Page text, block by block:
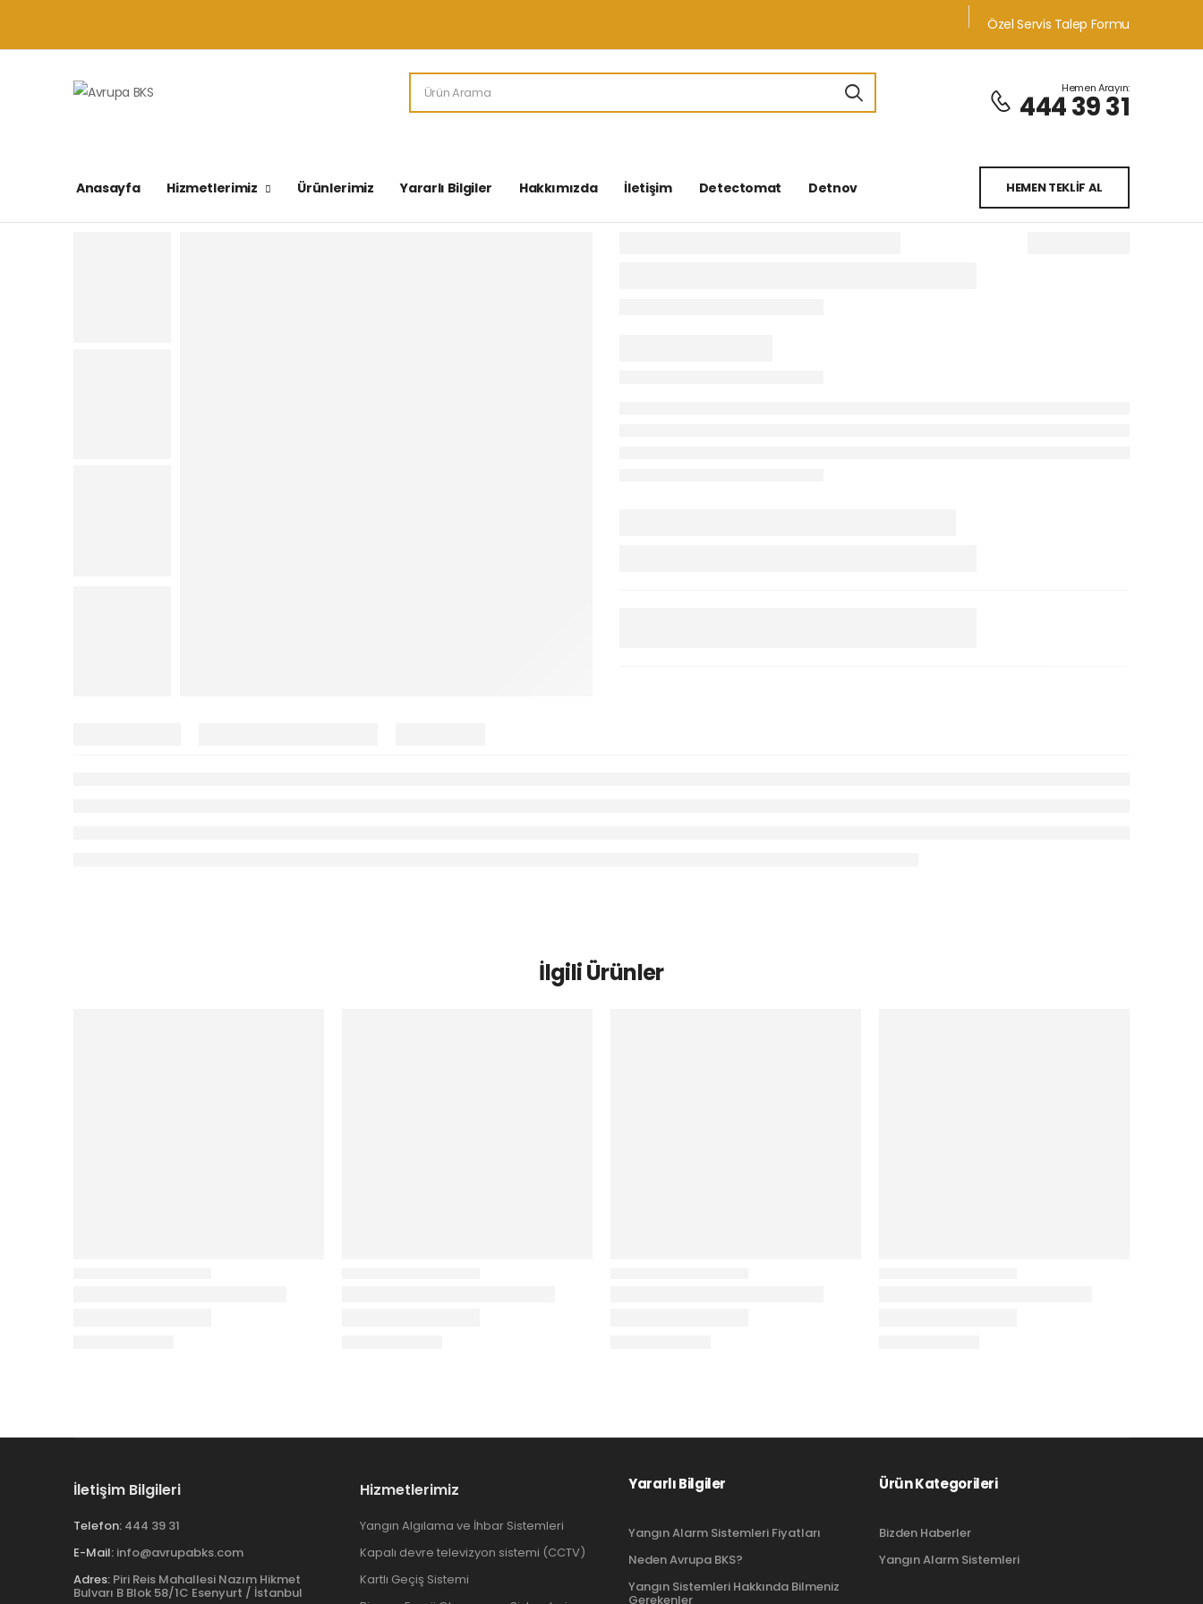
Özel Servis Talep Formu
Hemen Arayın:
444 39 31
Anasayfa Hizmetlerimiz Ürünlerimiz Yararlı Bilgiler Hakkımızda İletişim Detectomat Detnov HEMEN TEKLİF AL
İlgili Ürünler
İletişim Bilgileri
Telefon: 444 39 31
E-Mail: info@avrupabks.com
Adres: Piri Reis Mahallesi Nazım Hikmet
Bulvarı B Blok 58/1C Esenyurt / İstanbul
Hizmetlerimiz
Yangın Algılama ve İhbar Sistemleri
Kapalı devre televizyon sistemi (CCTV)
Kartlı Geçiş Sistemi
Yararlı Bilgiler
Yangın Alarm Sistemleri Fiyatları
Neden Avrupa BKS?
Yangın Sistemleri Hakkında Bilmeniz
Gerekenler
Ürün Kategorileri
Bizden Haberler
Yangın Alarm Sistemleri